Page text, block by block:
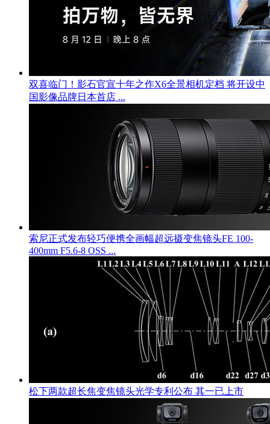
双喜临门！影石官宣十年之作X6全景相机定档 将开设中
国影像品牌日本首店 ...
索尼正式发布轻巧便携全画幅超远摄变焦镜头FE 100-
400mm F5.6-8 OSS ...
松下两款超长焦变焦镜头光学专利公布 其一已上市